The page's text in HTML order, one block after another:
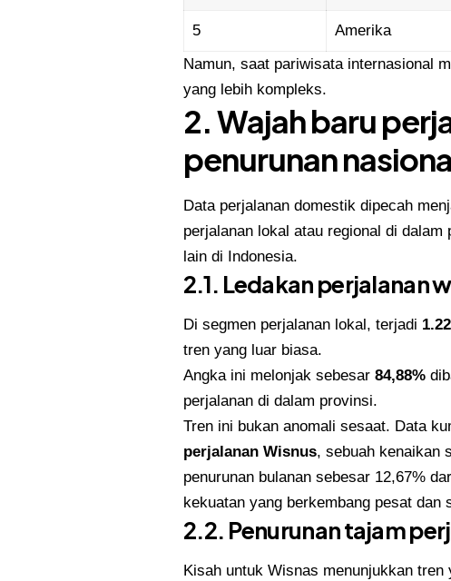
5 Amerika
Namun, saat pariwisata internasional
yang lebih kompleks.
2. Wajah baru
penurunan
Data perjalanan domestik dipecah
perjalanan lokal atau regional di dalam
lain di Indonesia.
2.1. Ledakan perjalanan
Di segmen perjalanan lokal, terjadi
tren yang luar biasa.
Angka ini melonjak sebesar 84,88%
perjalanan di dalam provinsi.
Tren ini bukan anomali sesaat. Data
perjalanan Wisnus, sebuah kenaikan
penurunan bulanan sebesar 12,67%
kekuatan yang berkembang pesat dan
2.2. Penurunan tajam
Kisah untuk Wisnas menunjukkan